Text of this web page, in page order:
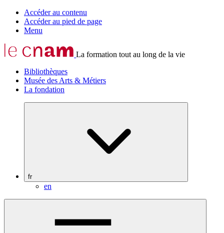
Accéder au contenu
Accéder au pied de page
Menu
La formation tout au long de la vie
Bibliothèques
Musée des Arts & Métiers
La fondation
fr
en